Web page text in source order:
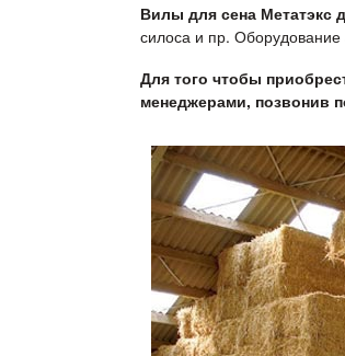
Вилы для сена Метатэкс
силоса и пр. Оборудование
Для того чтобы
менеджерами, позвонив